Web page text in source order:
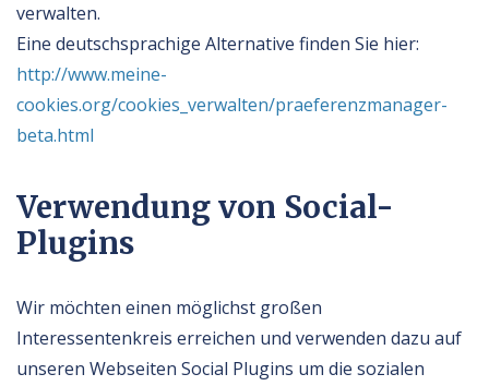
verwalten.
Eine deutschsprachige Alternative finden Sie hier:
http://www.meine-
cookies.org/cookies_verwalten/praeferenzmanager-
beta.html
Verwendung von Social-
Plugins
Wir möchten einen möglichst großen
Interessentenkreis erreichen und verwenden dazu auf
unseren Webseiten Social Plugins um die sozialen